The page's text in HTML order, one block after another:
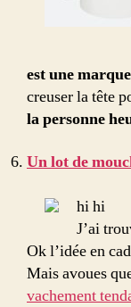
est une
creuser la tête
la personne
Un lot de
hi hi
J’ai
Ok l’idée en
Mais avoues
vachement